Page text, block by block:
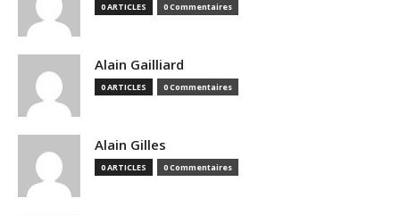
0 ARTICLES 0 Commentaires
Alain Gailliard
0 ARTICLES 0 Commentaires
Alain Gilles
0 ARTICLES 0 Commentaires